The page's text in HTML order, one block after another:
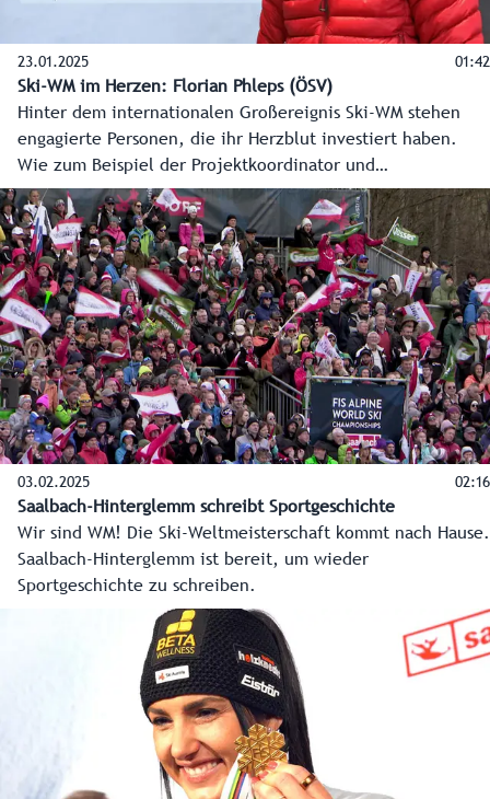
23.01.2025 01:42
Ski-WM im Herzen: Florian Phleps (ÖSV)
Hinter dem internationalen Großereignis Ski-WM stehen
engagierte Personen, die ihr Herzblut investiert haben.
Wie zum Beispiel der Projektkoordinator und
Organisationschef des ÖSV Florian Phleps. Auch er hat die
Ski-WM im Herzen.
03.02.2025 02:16
Saalbach-Hinterglemm schreibt Sportgeschichte
Wir sind WM! Die Ski-Weltmeisterschaft kommt nach Hause.
Saalbach-Hinterglemm ist bereit, um wieder
Sportgeschichte zu schreiben.